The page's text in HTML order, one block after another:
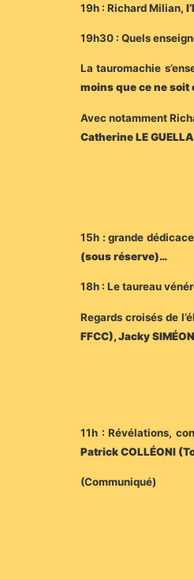
19h : Richard Milian,
19h30 : Quels
La tauromachie
moins que ce ne soit
Avec notamment
Catherine LE
15h : grande
(sous réserve)…
18h : Le taureau
Regards croisés de
FFCC), Jacky
11h : Révélations,
Patrick COLLÉONI
(Communiqué)